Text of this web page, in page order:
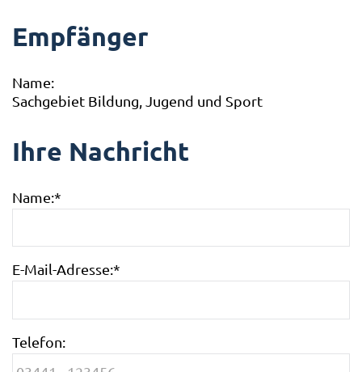
Empfänger
Name:
Sachgebiet Bildung, Jugend und Sport
Ihre Nachricht
Name:*
E-Mail-Adresse:*
Telefon: